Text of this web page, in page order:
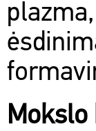
Mokslo